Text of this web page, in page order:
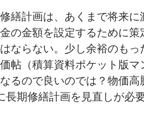
繕計画は、あくまで将来
の金額を設定するために
ならない。少し余裕のもっ
帖（積算資料ポケット版
るので良いのでは？物価
長期修繕計画を見直しが必